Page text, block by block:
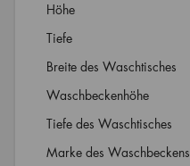
Höhe
Tiefe
Breite des Waschtisches
Waschbeckenhöhe
Tiefe des Waschtisches
Marke des Waschbeckens